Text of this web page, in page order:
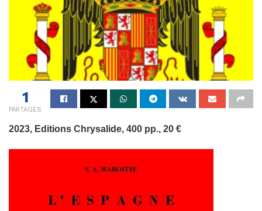
1
PARTAGES
2023, Editions Chrysalide, 400 pp., 20 €